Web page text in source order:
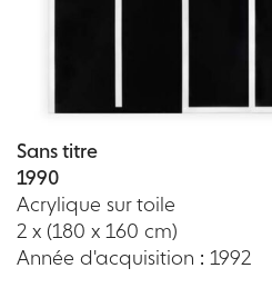
Sans titre
1990
Acrylique sur toile
2 x (180 x 160 cm)
Année d'acquisition : 1992